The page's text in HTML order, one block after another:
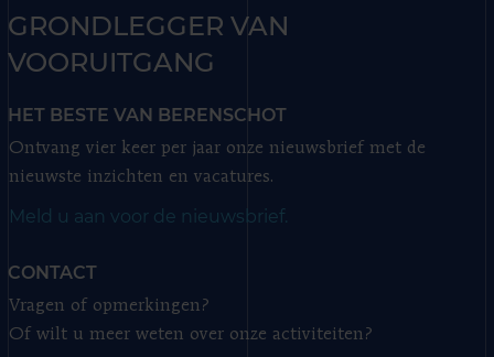
GRONDLEGGER VAN
VOORUITGANG
HET BESTE VAN BERENSCHOT
Ontvang vier keer per jaar onze nieuwsbrief met de
nieuwste inzichten en vacatures.
Meld u aan voor de nieuwsbrief.
CONTACT
Vragen of opmerkingen?
Of wilt u meer weten over onze activiteiten?